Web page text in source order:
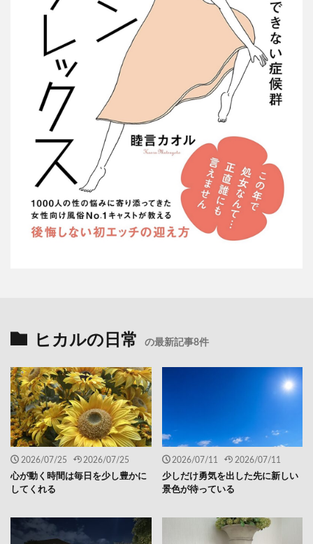
ヒカルの日常 の最新記事8件
2026/07/25 2026/07/25
心が動く時間は毎日を少し豊かに
してくれる
2026/07/11 2026/07/11
少しだけ勇気を出した先に新しい
景色が待っている